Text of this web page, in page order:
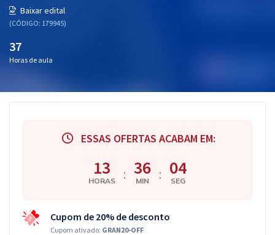
Atendimento
Baixar edital
(CÓDIGO: 179945)
37
Horas de aula
ESSAS OFERTAS ACABAM EM:
13
HORAS : 36
MIN : 03
SEG
Cupom de 20% de desconto
Cupom ativado: GRAN20-OFF